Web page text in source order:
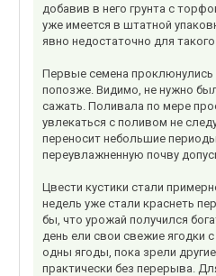
добавив в него грунта с
уже имеется в штатной
явно недостаточно для такого
Первые семена
попозже. Видимо, не нужно
сажать. Поливала по мере
увлекаться с поливом не
переносит небольшие
переувлажненную почву
Цвести кустики стали
недель уже стали краснеть
бы, что урожай получился
день ели свои свежие ягодки
одны ягоды, пока зрели
практически без перерыва.